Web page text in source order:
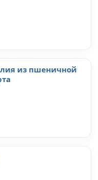
из пшеничной